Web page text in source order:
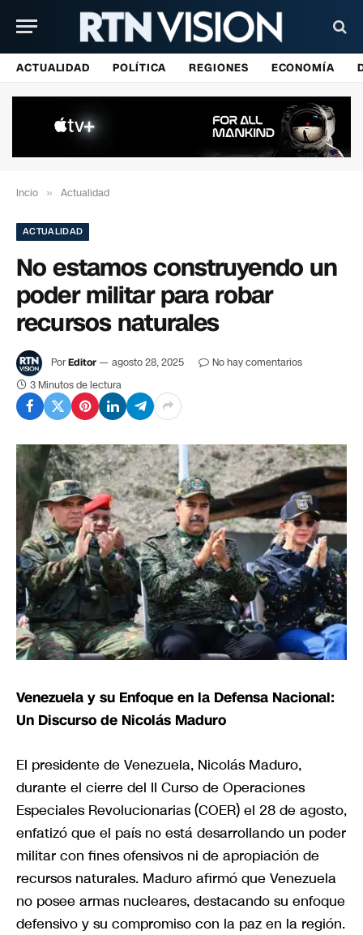
ACTUALIDAD POLÍTICA REGIONES ECONOMÍA
Incio » Actualidad
ACTUALIDAD
No estamos construyendo un
poder militar para robar
recursos naturales
PorEditor agosto 28, 2025
No hay comentarios
3 Minutos de lectura
Venezuela y su Enfoque en la Defensa Nacional:
Un Discurso de Nicolás Maduro
El presidente de Venezuela, Nicolás Maduro,
durante el cierre del II Curso de Operaciones
Especiales Revolucionarias (COER) el 28 de agosto,
enfatizó que el país no está desarrollando un poder
militar con fines ofensivos ni de apropiación de
recursos naturales. Maduro afirmó que Venezuela
no posee armas nucleares, destacando su enfoque
defensivo y su compromiso con la paz en la región.